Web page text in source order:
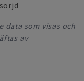
data som visas och
av